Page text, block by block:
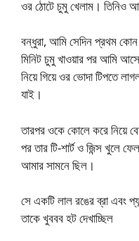
ওর ঠোটে চুমু খেলাম। তিনিও
বন্ধুরা, আমি সেদিন প্রথম
মিনিট চুমু খাওয়ার পর আমি
নিয়ে গিয়ে ওর ভোদা টিপতে
যাই।
তারপর ওকে কোলে করে নিয়ে
পর তার টি-শার্ট ও জিন্স খুলে
আমার সামনে ছিল।
সে একটি লাল রঙের ব্রা এবং
তাকে খুববব হট দেখাচ্ছিল